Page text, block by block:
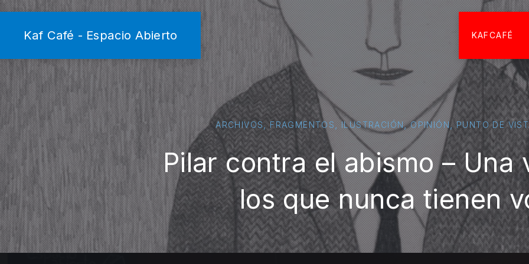
Kaf Café - Espacio Abierto KAFCAFÉ
ARCHIVOS,FRAGMENTOS,ILUSTRACIÓN,OPINIÓN,PUNTO DE
Pilar contra el abismo – Una
los que nunca tienen